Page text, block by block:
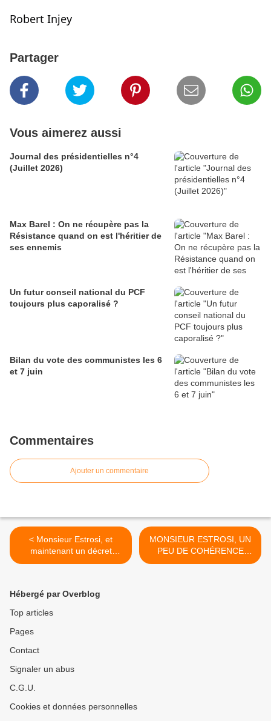
Robert Injey
Partager
Vous aimerez aussi
Journal des présidentielles n°4
(Juillet 2026)
Max Barel : On ne récupère pas la
Résistance quand on est l'héritier de
ses ennemis
Un futur conseil national du PCF
toujours plus caporalisé ?
Bilan du vote des communistes les 6
et 7 juin
Commentaires
Ajouter un commentaire
< Monsieur Estrosi, et
maintenant un décret
contre l'extension de
MONSIEUR ESTROSI, UN
PEU DE COHÉRENCE
POUR REFUSER
Hébergé par Overblog
Top articles
Pages
Contact
Signaler un abus
C.G.U.
Cookies et données personnelles